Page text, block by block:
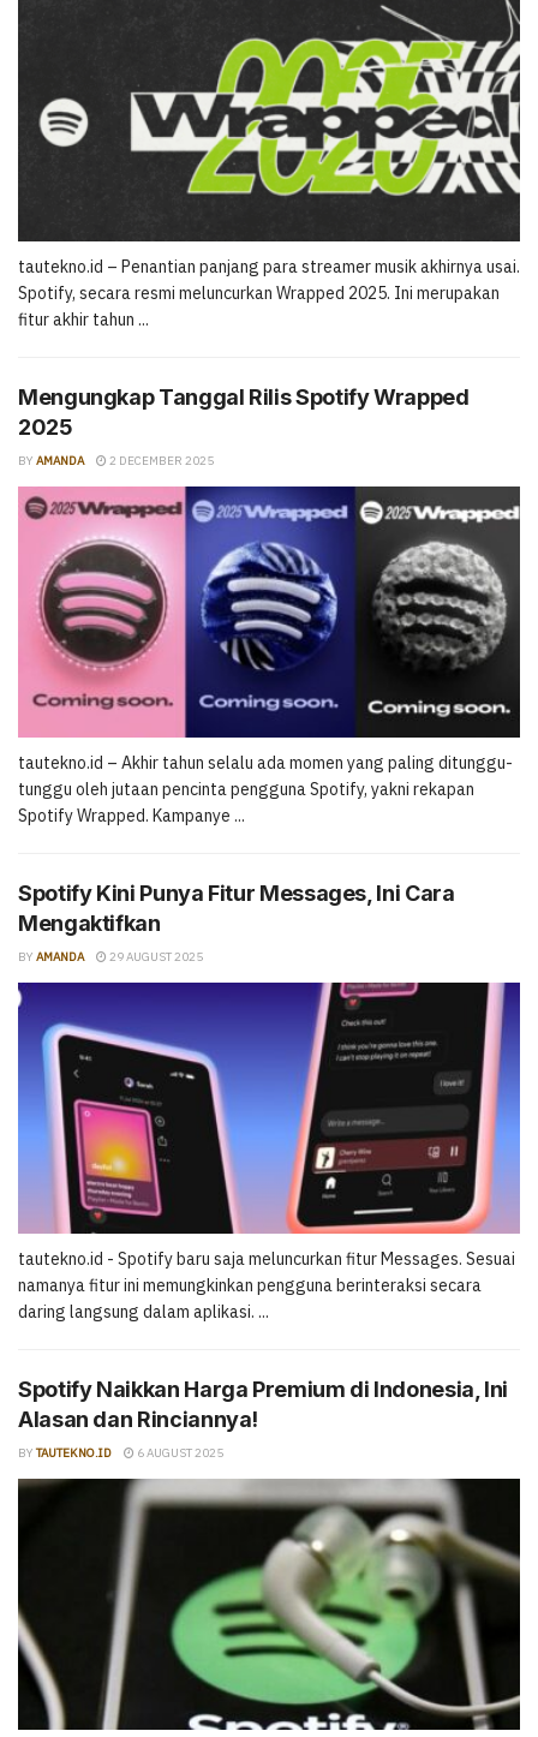
tautekno.id – Penantian panjang para streamer musik akhirnya usai.
Spotify, secara resmi meluncurkan Wrapped 2025. Ini merupakan
fitur akhir tahun ...
Mengungkap Tanggal Rilis Spotify Wrapped
2025
BY AMANDA 2 DECEMBER 2025
tautekno.id – Akhir tahun selalu ada momen yang paling ditunggu-
tunggu oleh jutaan pencinta pengguna Spotify, yakni rekapan
Spotify Wrapped. Kampanye ...
Spotify Kini Punya Fitur Messages, Ini Cara
Mengaktifkan
BY AMANDA 29 AUGUST 2025
tautekno.id - Spotify baru saja meluncurkan fitur Messages. Sesuai
namanya fitur ini memungkinkan pengguna berinteraksi secara
daring langsung dalam aplikasi. ...
Spotify Naikkan Harga Premium di Indonesia, Ini
Alasan dan Rinciannya!
BY TAUTEKNO.ID 6 AUGUST 2025